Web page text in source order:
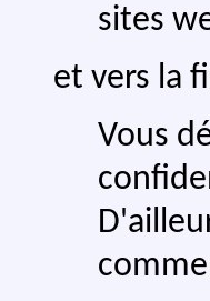
sites
et vers la
Vous